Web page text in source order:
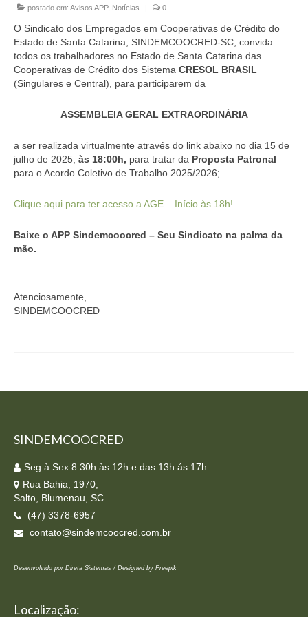
Homologação
Índices
Notícias
postado em: Avisos APP, Notícias | 0
O Sindicato dos Empregados em Cooperativas de Crédito do
Estado de Santa Catarina, SINDEMCOOCRED-SC, convida
todos os trabalhadores no Estado de Santa Catarina das
Cooperativas de Crédito dos Sistema CRESOL BRASIL
(Singulares e Central), para participarem da
ASSEMBLEIA GERAL EXTRAORDINÁRIA
a ser realizada virtualmente através do link abaixo no dia 15 de
julho de 2025, às 18:00h, para tratar da Proposta Patronal
para o Acordo Coletivo de Trabalho 2025/2026;
Clique aqui para ter acesso a AGE – Início às 18h!
Baixe o APP Sindemcoocred – Seu Sindicato na palma da
mão.
Atenciosamente,
SINDEMCOOCRED
SINDEMCOOCRED
Seg à Sex 8:30h às 12h e das 13h ás 17h
Rua Bahia, 1970,
Salto, Blumenau, SC
(47) 3378-6957
contato@sindemcoocred.com.br
Desenvolvido por Direta Sistemas / Designed by Freepik
Localização: